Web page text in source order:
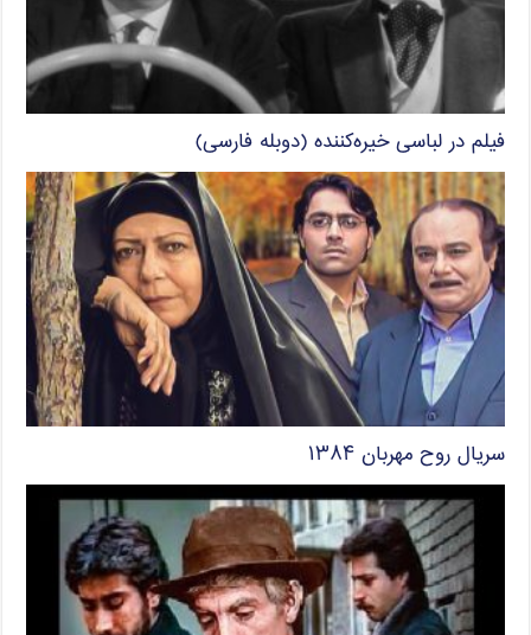
فیلم در لباسی خیره‌کننده (دوبله فارسی)
سریال روح مهربان ۱۳۸۴